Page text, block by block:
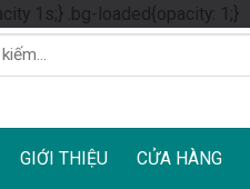
1s;} .bg-loaded{opacity: 1;}
GIỚI THIỆU CỬA HÀNG